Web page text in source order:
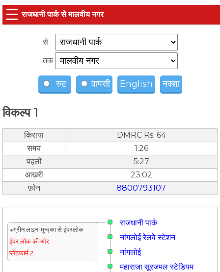
☰ राजधानी पार्क से मालवीय नगर
से
तक
रुट वापसी English नक्शा
विकल्प 1
किराया
DMRC Rs. 64
समय
1:26
पहली
5:27
आख़री
23:02
फ़ोन
8800793107
राजधानी पार्क
↓ग्रीन लाइन-मुन्द्का से इंदरलोक
इंदर लोक की ओर
प्लेटफार्म 2
नांगलोई रेलवे स्टेशन
नांगलोई
महाराजा सूरजमल स्टेडियम